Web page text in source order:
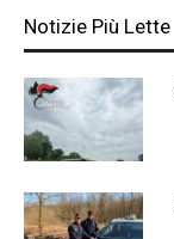
Notizie Più Lette